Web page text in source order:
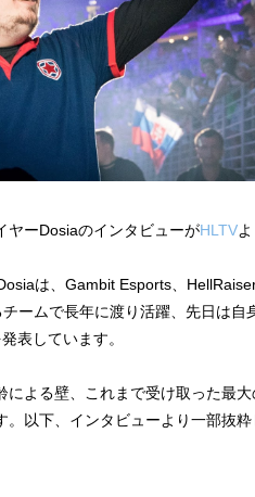
ヤーDosiaのインタビューがHLTV
は、Gambit Esports、
ームで長年に渡り活躍、先日は自
表しています。
による壁、これまで受け取った最
以下、インタビューより一部抜粋